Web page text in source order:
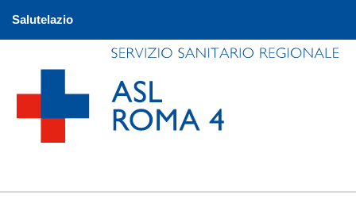
Salutelazio